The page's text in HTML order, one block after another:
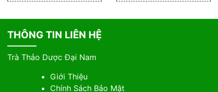
THÔNG TIN LIÊN HỆ
Trà Thảo Dược Đại Nam
Giới Thiệu
Chính Sách Bảo Mật